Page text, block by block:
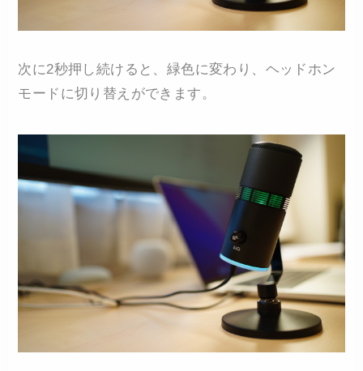
次に2秒押し続けると、緑色に変わり、ヘッドホン
モードに切り替えができます。